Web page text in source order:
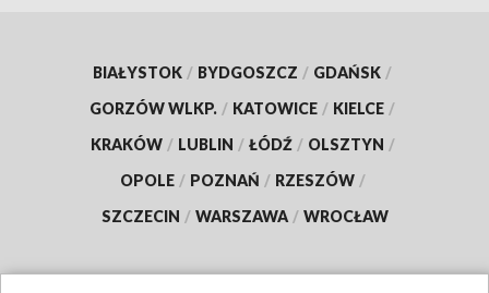
BIAŁYSTOK / BYDGOSZCZ / GDAŃSK /
GORZÓW WLKP. / KATOWICE / KIELCE /
KRAKÓW / LUBLIN / ŁÓDŹ / OLSZTYN /
OPOLE / POZNAŃ / RZESZÓW /
SZCZECIN / WARSZAWA / WROCŁAW